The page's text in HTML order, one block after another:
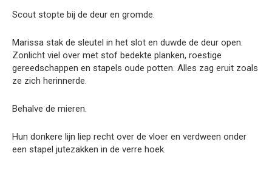
Scout stopte bij de deur en gromde.
Marissa stak de sleutel in het slot en duwde de deur open.
Zonlicht viel over met stof bedekte planken, roestige
gereedschappen en stapels oude potten. Alles zag eruit zoals
ze zich herinnerde.
Behalve de mieren.
Hun donkere lijn liep recht over de vloer en verdween onder
een stapel jutezakken in de verre hoek.